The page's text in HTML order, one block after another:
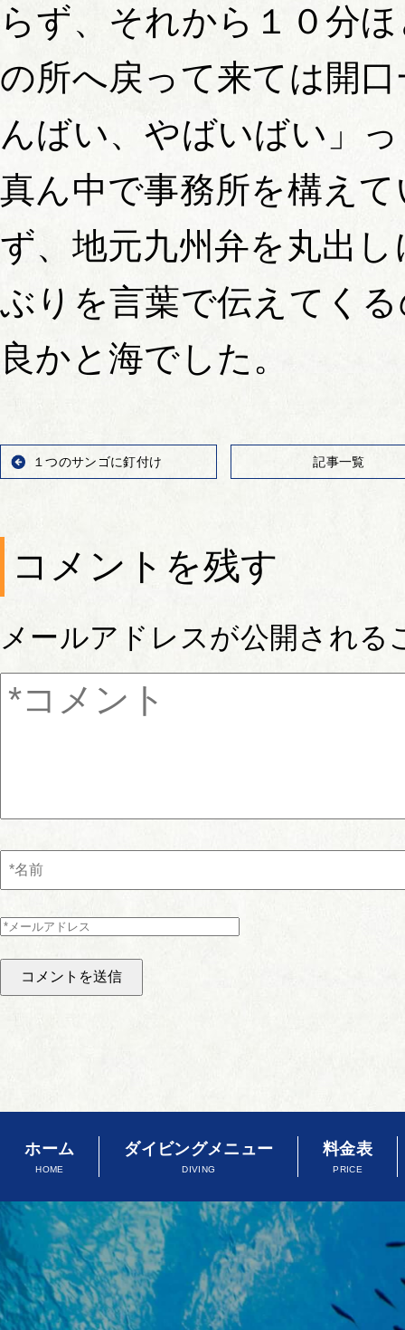
らず、それから１０分
の所へ戻って来ては開
んばい、やばいばい」
真ん中で事務所を構え
ず、地元九州弁を丸出
ぶりを言葉で伝えてく
良かと海でした。
１つのサンゴに釘付け 記事一覧
コメントを残す
メールアドレスが公開される
ホーム
HOME
ダイビングメニュー
DIVING
料金表
PRICE